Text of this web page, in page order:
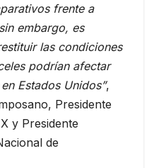
frente a
embargo, es
las condiciones
podrían afectar
Estados Unidos”,
Presidente
y Presidente
de